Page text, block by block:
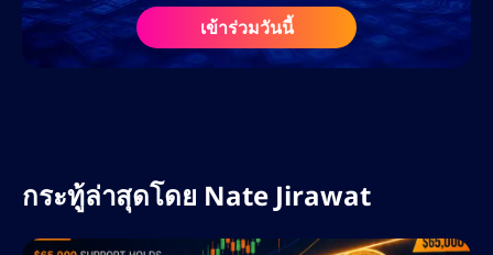
ในฐานะที่ปรึกษา SEO และนักวางกลยุทธ์ด้าน
เนื้อหา ความรู้ความเข้าใจอย่างลึกซึ้งเกี่ยวกับ
ตลาดคริปโตและฟอเร็กซ์ ประกอบกับความรู้
ที่ AltSignals เนทรับผิดชอบในการขยายการ
เข้าถึงแบรนด์ทั่วโลก เพิ่มประสิทธิภาพกลยุทธ์
เข้าร่วมวันนี้
กระทู้ล่าสุดโดย Nate Jirawat